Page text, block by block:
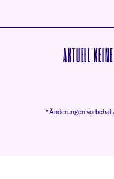
AKTUELL
* Änderungen